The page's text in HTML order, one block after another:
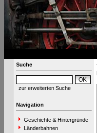
Suche
zur erweiterten Suche
Navigation
Geschichte & Hintergründe
Länderbahnen